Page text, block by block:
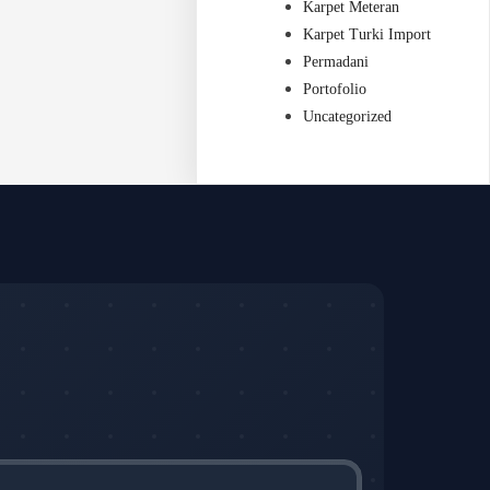
Karpet Meteran
Karpet Turki Import
Permadani
Portofolio
Uncategorized